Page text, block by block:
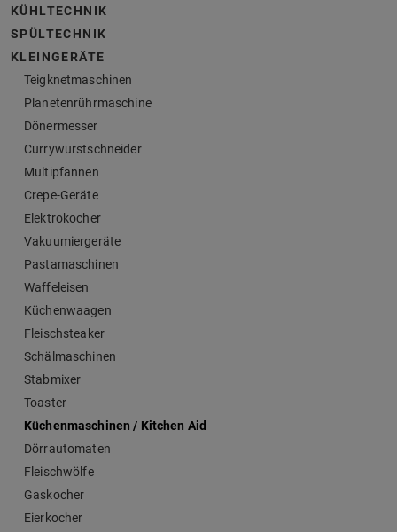
KÜHLTECHNIK
SPÜLTECHNIK
KLEINGERÄTE
Teigknetmaschinen
Planetenrührmaschine
Dönermesser
Currywurstschneider
Multipfannen
Crepe-Geräte
Elektrokocher
Vakuumiergeräte
Pastamaschinen
Waffeleisen
Küchenwaagen
Fleischsteaker
Schälmaschinen
Stabmixer
Toaster
Küchenmaschinen / Kitchen Aid
Dörrautomaten
Fleischwölfe
Gaskocher
Eierkocher